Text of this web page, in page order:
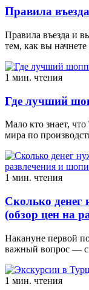
Правила
Правила въезда и
тем, как вы
1 мин. чтения
Где лучший
Мало кто знает,
мира по
1 мин. чтения
Сколько денег
(обзор цен на
Накануне первой
важный вопрос —
1 мин. чтения